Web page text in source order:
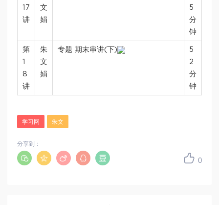
17
讲
文
娟
5
分
钟
第
1
8
讲
朱
文
娟
专题 期末串讲(下)
5
2
分
钟
学习网 朱文
0
分享到：